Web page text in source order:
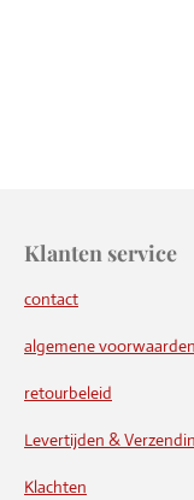
Klanten service
contact
algemene voorwaarden
retourbeleid
Levertijden &
Klachten